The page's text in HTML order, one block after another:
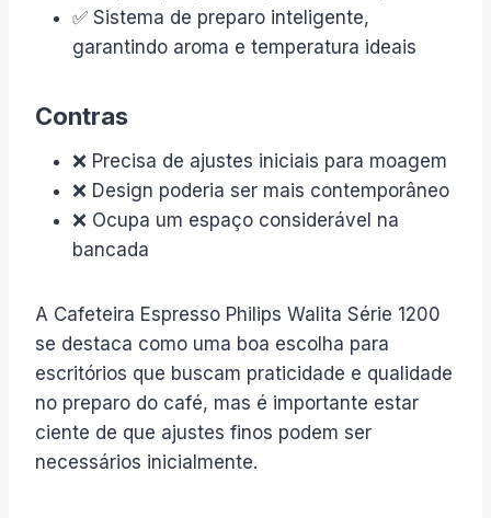
✅ Sistema de preparo inteligente,
garantindo aroma e temperatura ideais
Contras
❌ Precisa de ajustes iniciais para moagem
❌ Design poderia ser mais contemporâneo
❌ Ocupa um espaço considerável na
bancada
A Cafeteira Espresso Philips Walita Série 1200
se destaca como uma boa escolha para
escritórios que buscam praticidade e qualidade
no preparo do café, mas é importante estar
ciente de que ajustes finos podem ser
necessários inicialmente.